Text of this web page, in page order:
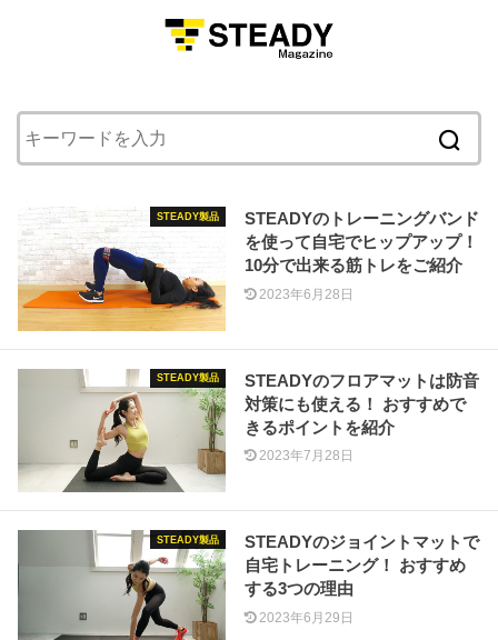
STEADY製品
STEADYのトレーニングバンド
を使って自宅でヒップアップ！
10分で出来る筋トレをご紹介
2023年6月28日
STEADY製品
STEADYのフロアマットは防音
対策にも使える！ おすすめで
きるポイントを紹介
2023年7月28日
STEADY製品
STEADYのジョイントマットで
自宅トレーニング！ おすすめ
する3つの理由
2023年6月29日